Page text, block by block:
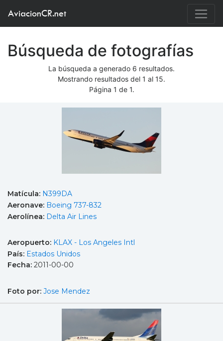
AviacionCR.net
Búsqueda de fotografías
La búsqueda a generado 6 resultados.
Mostrando resultados del 1 al 15.
Página 1 de 1.
Matícula: N399DA
Aeronave: Boeing 737-832
Aerolínea: Delta Air Lines
Aeropuerto: KLAX - Los Angeles Intl
País: Estados Unidos
Fecha: 2011-00-00
Foto por: Jose Mendez